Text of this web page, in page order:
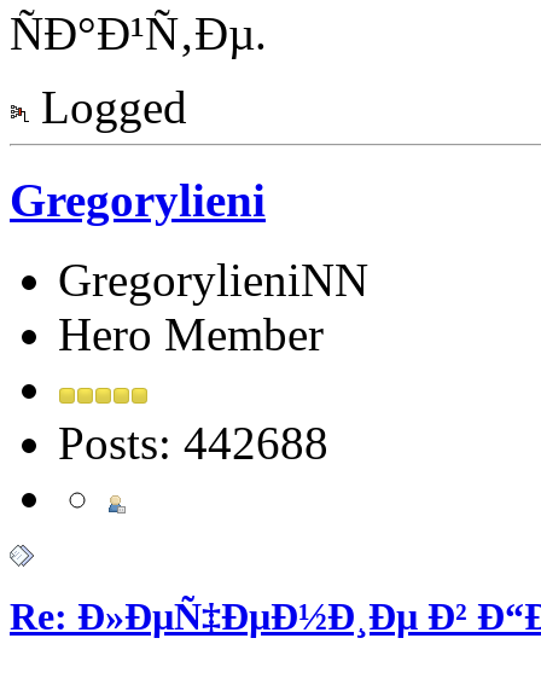
ÑÐ°Ð¹Ñ‚Ðµ.
Logged
Gregorylieni
GregorylieniNN
Hero Member
Posts: 442688
Re: Ð»ÐµÑ‡ÐµÐ½Ð¸Ðµ Ð²